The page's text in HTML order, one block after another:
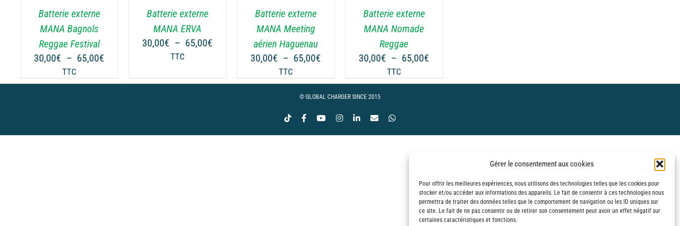
Gérer le consentement aux cookies
Pour offrir les meilleures expériences, nous utilisons des technologies telles que les cookies pour
stocker et/ou accéder aux informations des appareils. Le fait de consentir à ces technologies nous
permettra de traiter des données telles que le comportement de navigation ou les ID uniques sur
ce site. Le fait de ne pas consentir ou de retirer son consentement peut avoir un effet négatif sur
certaines caractéristiques et fonctions.
Batterie externe
MANA Bagnols
Reggae Festival
30,00€ – 65,00€
prix :
TTC
LES
OPTIONS
PEUVENT
ÊTRE
CHOISIES
SUR
LA
Batterie externe
MANA ERVA
30,00€ – 65,00€
30,00€
TTC
LES
OPTIONS
PEUVENT
ÊTRE
CHOISIES
LA
Batterie externe
MANA Meeting
aérien Haguenau
30,00€ – 65,00€
prix :
30,00€
65,00€
TTC
LES
OPTIONS
PEUVENT
ÊTRE
CHOISIES
SUR
LA
PRODUIT
Batterie externe
MANA Nomade
Reggae
30,00€ – 65,00€
prix :
TTC
© GLOBAL CHARGER SINCE 2015
Tiktok FacebookYouTubeInstagramLinkedIn
EmailWhatsApp